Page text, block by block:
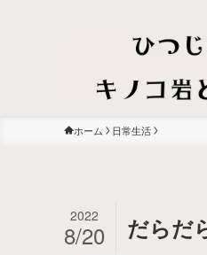
ホーム 日常生活
だらだ
2022
8/20